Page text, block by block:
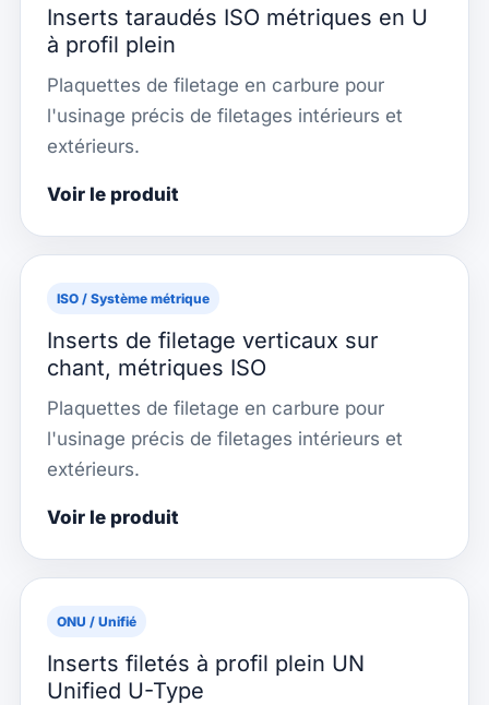
Inserts taraudés ISO métriques en U
à profil plein
Plaquettes de filetage en carbure pour
l'usinage précis de filetages intérieurs et
extérieurs.
Voir le produit
ISO / Système métrique
Inserts de filetage verticaux sur
chant, métriques ISO
Plaquettes de filetage en carbure pour
l'usinage précis de filetages intérieurs et
extérieurs.
Voir le produit
ONU / Unifié
Inserts filetés à profil plein UN
Unified U-Type